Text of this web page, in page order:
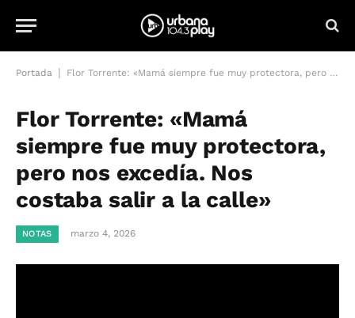
Portada Flor Torrente: «Mamá siempre fue muy protectora, pero nos excedía. Nos costaba salir a la calle»
Flor Torrente: «Mamá
siempre fue muy protectora,
pero nos excedía. Nos
costaba salir a la calle»
NOTAS marzo 4, 2026